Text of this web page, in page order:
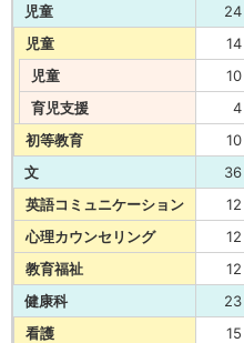
児童
24
児童
14
児童
10
育児支援
4
初等教育
10
文
36
英語コミュニケーション
12
心理カウンセリング
12
教育福祉
12
健康科
23
看護
15